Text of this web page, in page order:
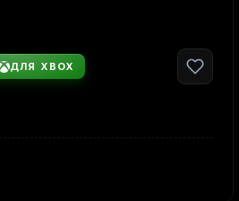
ДЛЯ XBOX